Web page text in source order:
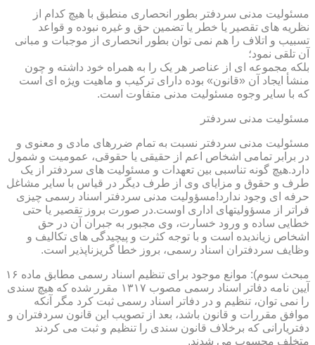
مسئولیت مدنی سردفتر بطور انحصاری منطبق با هیچ کدام از
نظریه های تقصیر یا خطر یا تضمین حق و غیره نبوده و قواعد
تسبیب و اتلاف را هم نمی توان بطور انحصاری از موجبات و مبانی
آن تلقی نمود؛
بلکه مجموعه ای از عناصر هر یک را به همراه خود داشته و چون
منشأ ایجاد آن «قانون» بوده دارای ترکیب و ماهیت ویژه ای است
که با سایر وجوه مسئولیت مدنی متفاوت است.
مسئولیت مدنی سردفتر
مسئولیت مدنی سردفتر نسبت به تمام ضررهای مادی و معنوی و
در برابر تمامی اشخاص اعم از حقیقی یا حقوقی، عمومیت و شمول
دارد.هیچ گونه تناسبی بین تعهدات و مسئولیت های سردفتر از یک
طرف و حقوق و مزایای وی از طرف دیگر در قیاس با سایر مشاغل
حرفه ای وجود ندارد!مسؤولیت مدنی سردفتر اسناد رسمی چیزی
فراتر از مسؤولیتهای اداری اوست.در صورت بروز تقصیر یا حتی
خطایی ساده و ورود خسارت، وی مجبور به جبران آن در حق
اشخاص زیاندیده است و با توجه کثرت و پیچیدگی های تکالیف و
وظایف سردفتران اسناد رسمی، بروز خطا گریزناپذیر است.
مبحث سوم): موانع موجود برای تنظیم اسناد رسمی مطابق ماده ۱۶
آیین نامه دفاتر اسناد رسمی مصوب ۱۳۱۷ مقرر شده که هیچ سندی
را نمی توان، تنظیم و در دفاتر اسناد رسمی ثبت کرد مگر آنکه
موافق مقررات و قانون باشد، بعد از تصویب این قانون سردفتران و
دفتریارانی که برخلاف قانون سندی را تنظیم و ثبت می کردند
متخلف محسوب می شدند.